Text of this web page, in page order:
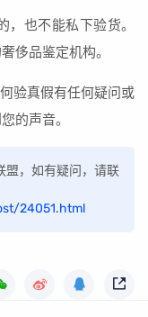
也不能私下验货。
侈品鉴定机构。
验真假有任何疑问或
的声音。
盟，如有疑问，请联
24051.html